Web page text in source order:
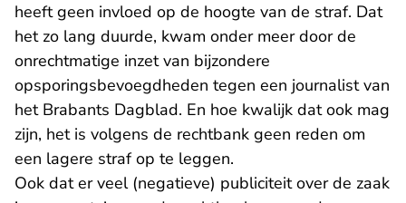
heeft geen invloed op de hoogte van de straf. Dat
het zo lang duurde, kwam onder meer door de
onrechtmatige inzet van bijzondere
opsporingsbevoegdheden tegen een journalist van
het Brabants Dagblad. En hoe kwalijk dat ook mag
zijn, het is volgens de rechtbank geen reden om
een lagere straf op te leggen.
Ook dat er veel (negatieve) publiciteit over de zaak